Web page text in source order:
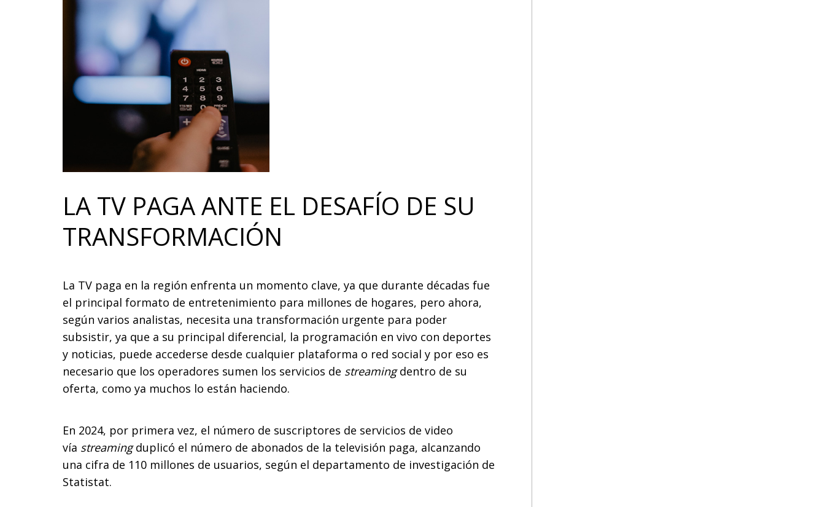
LA TV PAGA ANTE EL DESAFÍO DE SU
TRANSFORMACIÓN
La TV paga en la región enfrenta un momento clave, ya que durante décadas fue
el principal formato de entretenimiento para millones de hogares, pero ahora,
según varios analistas, necesita una transformación urgente para poder
subsistir, ya que a su principal diferencial, la programación en vivo con deportes
y noticias, puede accederse desde cualquier plataforma o red social y por eso es
necesario que los operadores sumen los servicios de streamingdentro de su
oferta, como ya muchos lo están haciendo.
En 2024, por primera vez, el número de suscriptores de servicios de video
vía streamingduplicó el número de abonados de la televisión paga, alcanzando
una cifra de 110 millones de usuarios, según el departamento de investigación de
Statistat.